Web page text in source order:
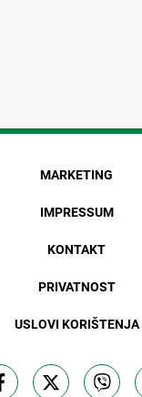
MARKETING
IMPRESSUM
KONTAKT
PRIVATNOST
USLOVI KORIŠTENJA